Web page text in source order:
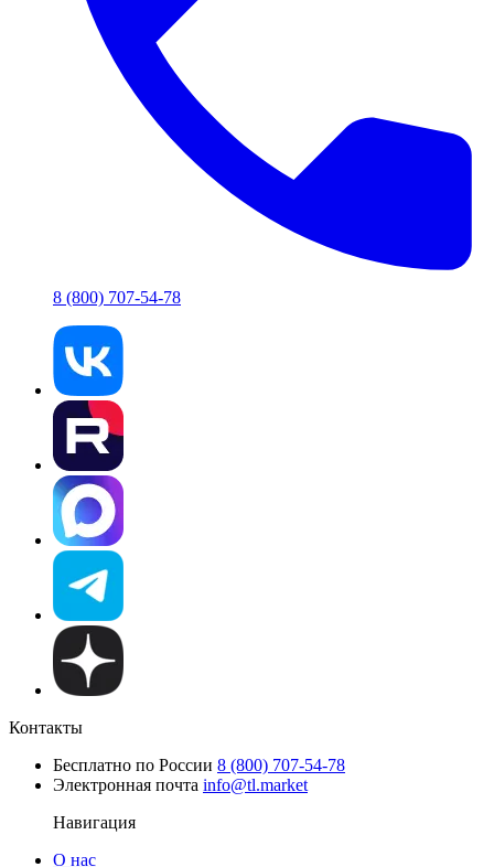
8 (800) 707-54-78
Контакты
Бесплатно по России 8 (800) 707-54-78
Электронная почта info@tl.market
Навигация
О нас